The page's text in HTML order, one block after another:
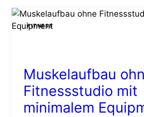
FITNESS
Muskelaufbau
Fitnessstudio mit
minimalem